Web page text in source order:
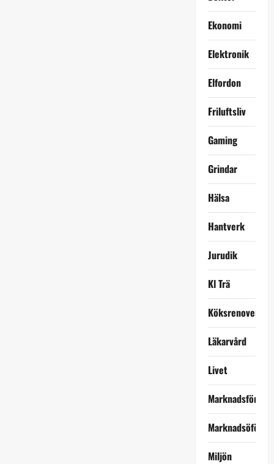
Ekonomi
Elektronik
Elfordon
Friluftsliv
Gaming
Grindar
Hälsa
Hantverk
Jurudik
Kl Trä
Köksrenovering
Läkarvård
Livet
Marknadsföring
Marknadsöföring
Miljön